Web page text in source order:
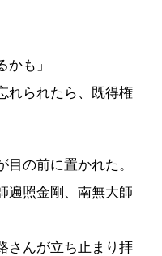
かも」
れられたら、既得権
の前に置かれた。
遍照金剛、南無大師
さんが立ち止まり拝